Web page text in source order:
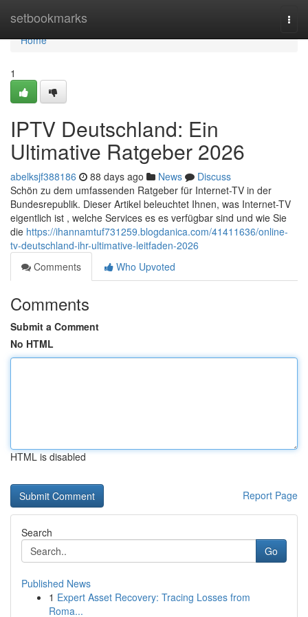
setbookmarks
Home
Home
1
IPTV Deutschland: Ein
Ultimative Ratgeber 2026
abelksjf388186 88 days ago News
Discuss
Schön zu dem umfassenden Ratgeber für Internet-TV in der
Bundesrepublik. Dieser Artikel beleuchtet Ihnen, was Internet-TV
eigentlich ist , welche Services es es verfügbar sind und wie Sie
die https://ihannamtuf731259.blogdanica.com/41411636/online-
tv-deutschland-ihr-ultimative-leitfaden-2026
Comments
Who Upvoted
Comments
Submit a Comment
No HTML
HTML is disabled
Report Page
Search
Go
Published News
1 Expert Asset Recovery: Tracing Losses from
Roma...